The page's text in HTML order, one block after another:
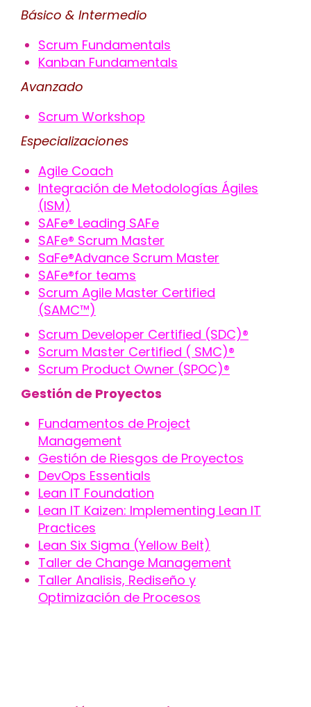
Básico & Intermedio
Scrum Fundamentals
Kanban Fundamentals
Avanzado
Scrum Workshop
Especializaciones
Agile Coach
Integración de Metodologías Ágiles
(ISM)
SAFe® Leading SAFe
SAFe® Scrum Master
SaFe®Advance Scrum Master
SAFe®for teams
Scrum Agile Master Certified
(SAMC™)
Scrum Developer Certified (SDC)®
Scrum Master Certified ( SMC)®
Scrum Product Owner (SPOC)®
Gestión de Proyectos
Fundamentos de Project
Management
Gestión de Riesgos de Proyectos
DevOps Essentials
Lean IT Foundation
Lean IT Kaizen: Implementing Lean IT
Practices
Lean Six Sigma (Yellow Belt)
Taller de Change Management
Taller Analisis, Rediseño y
Optimización de Procesos